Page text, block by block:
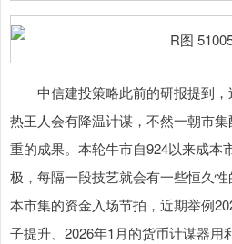
中信建投策略此前的研报提到，
热王人会有降温计谋，不然一朝市
重的成果。本轮牛市自924以来成本
极，每隔一段技艺就会有一些恒久
本市集的资金入场节拍，近期举例
子提升、2026年1月的货币计谋器用